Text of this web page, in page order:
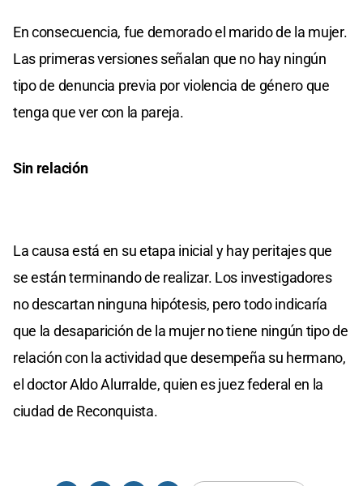
En consecuencia, fue demorado el marido de la mujer.
Las primeras versiones señalan que no hay ningún
tipo de denuncia previa por violencia de género que
tenga que ver con la pareja.
Sin relación
La causa está en su etapa inicial y hay peritajes que
se están terminando de realizar. Los investigadores
no descartan ninguna hipótesis, pero todo indicaría
que la desaparición de la mujer no tiene ningún tipo de
relación con la actividad que desempeña su hermano,
el doctor Aldo Alurralde, quien es juez federal en la
ciudad de Reconquista.